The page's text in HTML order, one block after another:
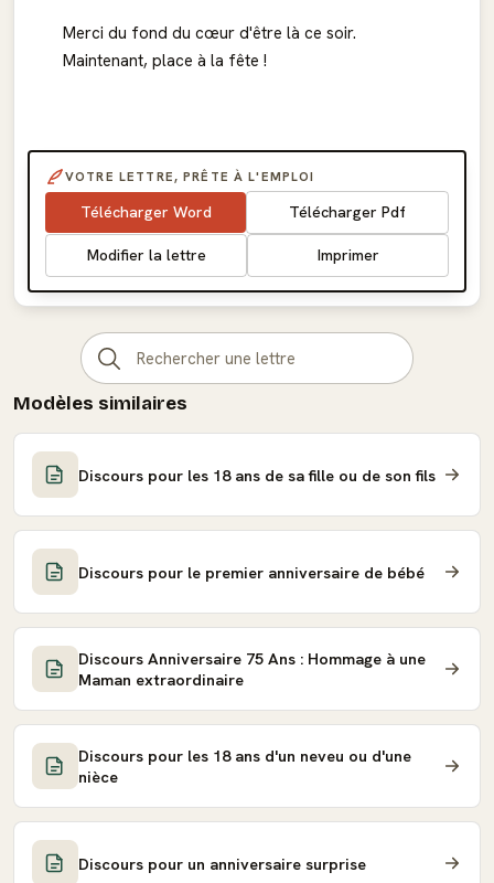
Merci du fond du cœur d'être là ce soir.
Maintenant, place à la fête !
VOTRE LETTRE, PRÊTE À L'EMPLOI
Télécharger Word Télécharger Pdf
Modifier la lettre Imprimer
Modèles similaires
Discours pour les 18 ans de sa fille ou de son fils
Discours pour le premier anniversaire de bébé
Discours Anniversaire 75 Ans : Hommage à une
Maman extraordinaire
Discours pour les 18 ans d'un neveu ou d'une
nièce
Discours pour un anniversaire surprise